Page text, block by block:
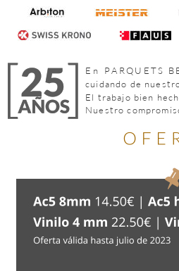
En PARQUETS
cuidando de
El trabajo bien
Nuestro